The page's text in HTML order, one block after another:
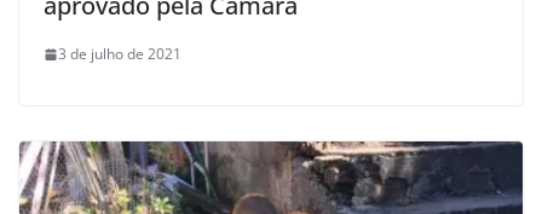
3 de julho de 2021